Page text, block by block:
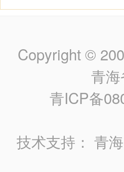
Copyright ©
青
青ICP备
技术支持：青